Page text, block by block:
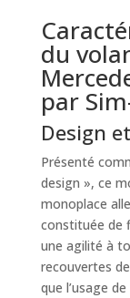
du
par
Design
Présenté
design », ce
monoplace
constituée de
une agilité à
recouvertes
que l’usage